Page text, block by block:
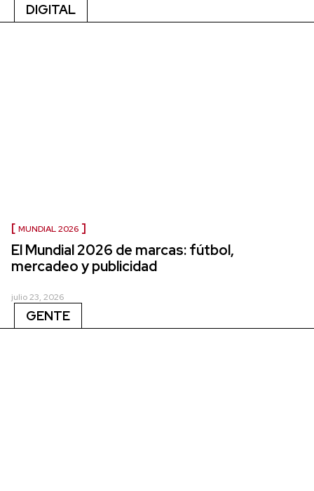
DIGITAL
MUNDIAL 2026
El Mundial 2026 de marcas: fútbol,
mercadeo y publicidad
julio 23, 2026
GENTE